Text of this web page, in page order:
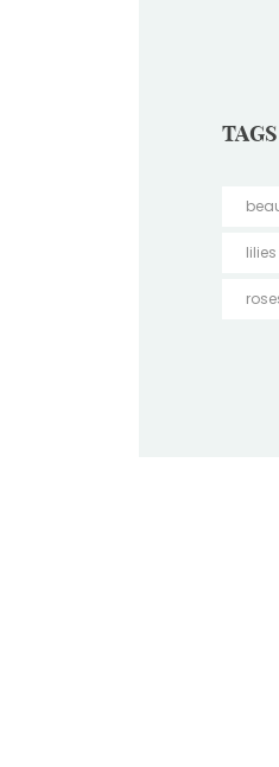
TAGS
lilies